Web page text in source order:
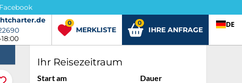
MERKLISTE
0
IHRE ANFRAGE
0 DE
Ihr Reisezeitraum
Start am Dauer